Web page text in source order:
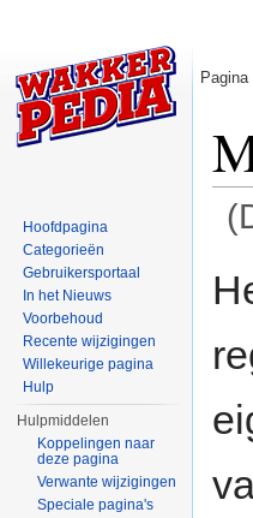
Pagina
Hoofdpagina
Categorieën
Gebruikersportaal
In het Nieuws
Voorbehoud
Recente wijzigingen
Willekeurige pagina
Hulp
Hulpmiddelen
Koppelingen naar
deze pagina
Verwante wijzigingen
Speciale pagina's